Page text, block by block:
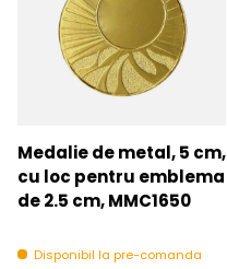
Medalie de metal, 5 cm,
cu loc pentru emblema
de 2.5 cm, MMC1650
Disponibil la pre-comanda